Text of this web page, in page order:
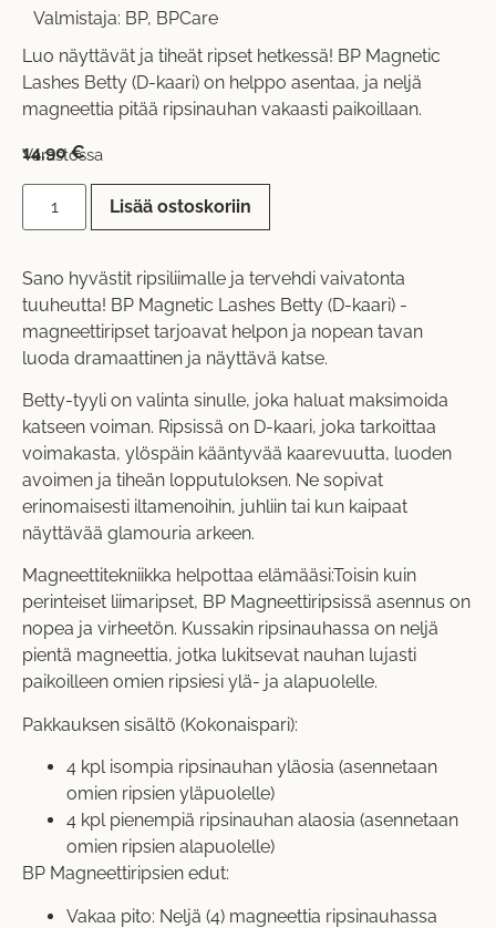
Valmistaja: BP, BPCare
Luo näyttävät ja tiheät ripset hetkessä! BP Magnetic
Lashes Betty (D-kaari) on helppo asentaa, ja neljä
magneettia pitää ripsinauhan vakaasti paikoillaan.
14,90€
Varastossa
Lisää ostoskoriin
Sano hyvästit ripsiliimalle ja tervehdi vaivatonta
tuuheutta! BP Magnetic Lashes Betty (D-kaari) -
magneettiripset tarjoavat helpon ja nopean tavan
luoda dramaattinen ja näyttävä katse.
Betty-tyyli on valinta sinulle, joka haluat maksimoida
katseen voiman. Ripsissä on D-kaari, joka tarkoittaa
voimakasta, ylöspäin kääntyvää kaarevuutta, luoden
avoimen ja tiheän lopputuloksen. Ne sopivat
erinomaisesti iltamenoihin, juhliin tai kun kaipaat
näyttävää glamouria arkeen.
Magneettitekniikka helpottaa elämääsi:Toisin kuin
perinteiset liimaripset, BP Magneettiripsissä asennus on
nopea ja virheetön. Kussakin ripsinauhassa on neljä
pientä magneettia, jotka lukitsevat nauhan lujasti
paikoilleen omien ripsiesi ylä- ja alapuolelle.
Pakkauksen sisältö (Kokonaispari):
4 kpl isompia ripsinauhan yläosia (asennetaan
omien ripsien yläpuolelle)
4 kpl pienempiä ripsinauhan alaosia (asennetaan
omien ripsien alapuolelle)
BP Magneettiripsien edut:
Vakaa pito: Neljä (4) magneettia ripsinauhassa